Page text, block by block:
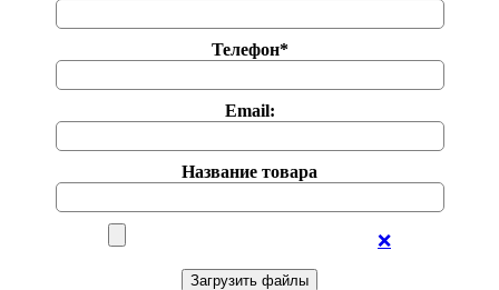
Телефон*
Email:
Название товара
❌